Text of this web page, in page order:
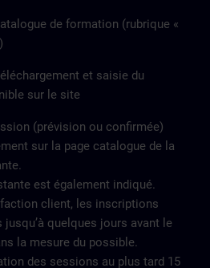
de formation (rubrique «
et saisie du
sur le site
(prévision ou confirmée)
sur la page catalogue de la
est également indiqué.
client, les inscriptions
jusqu’à quelques jours avant le
la mesure du possible.
des sessions au plus tard 15